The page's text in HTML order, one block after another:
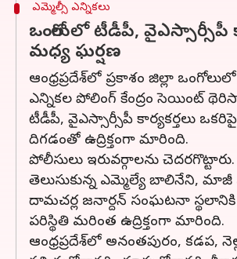
ఎమ్మెల్సీ ఎన్నికలు
ఒంగోలులో టీడీపీ, వైఎస్సార్సీపీ
మధ్య ఘర్షణ
ఆంధ్రప్రదేశ్‌లో ప్రకాశం జిల్లా
ఎన్నికల పోలింగ్ కేంద్రం సెయింట్
టీడీపీ, వైఎస్సార్సీపీ కార్యకర్తలు
దిగడంతో ఉద్రిక్తంగా మారింది.
పోలీసులు ఇరువర్గాలను
తెలుసుకున్న ఎమ్మెల్యే బాలినేని, మాజీ
దామచర్ల జనార్దన్ సంఘటనా
పరిస్థితి మరింత ఉద్రిక్తంగా మారింది.
ఆంధ్రప్రదేశ్‌లో అనంతపురం, కడప,